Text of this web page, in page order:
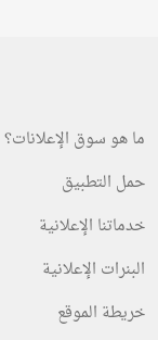
ما هو سوق الإعلانات؟
حمل التطبيق
خدماتنا الإعلانية
البنرات الإعلانية
خريطة الموقع